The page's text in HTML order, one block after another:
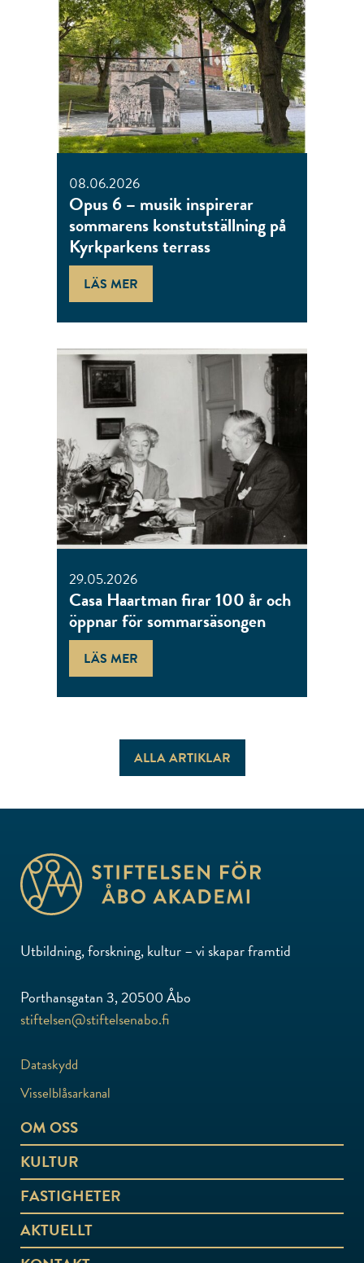
08.06.2026
Opus 6 – musik inspirerar
sommarens konstutställning på
Kyrkparkens terrass
LÄS MER
29.05.2026
Casa Haartman firar 100 år och
öppnar för sommarsäsongen
LÄS MER
ALLA ARTIKLAR
Utbildning, forskning, kultur – vi skapar framtid
Porthansgatan 3, 20500 Åbo
stiftelsen@stiftelsenabo.fi
Dataskydd
Visselblåsarkanal
OM OSS
KULTUR
FASTIGHETER
AKTUELLT